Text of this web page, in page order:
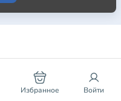
Избранное Войти